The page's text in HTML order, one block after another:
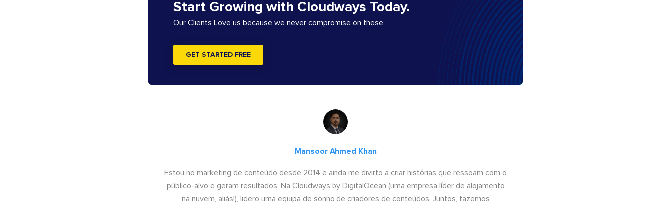
Start Growing with Cloudways Today.
Our Clients Love us because we never compromise on these
GET STARTED FREE
Mansoor Ahmed Khan
Estou no marketing de conteúdo desde 2014 e ainda me divirto a criar histórias que ressoam com o
público-alvo e geram resultados. Na Cloudways by DigitalOcean (uma empresa líder de alojamento
na nuvem, aliás!), lidero uma equipa de sonho de criadores de conteúdos. Juntos, fazemos